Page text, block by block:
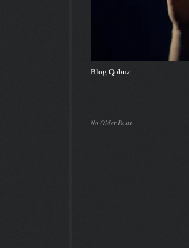
Blog Qobuz
No Older Posts